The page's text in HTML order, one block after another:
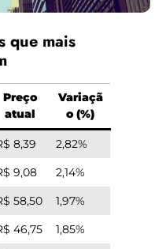
que mais
Preço
atual
Variaçã
o (%)
8,39
2,82%
9,08
2,14%
58,50
1,97%
46,75
1,85%